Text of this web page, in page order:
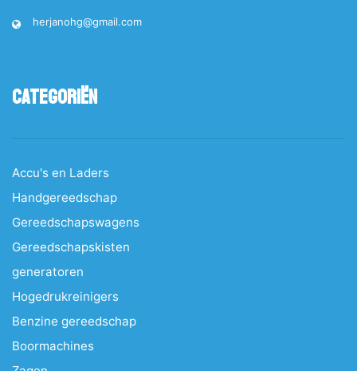
herjanohg@gmail.com
Categoriën
Accu's en Laders
Handgereedschap
Gereedschapswagens
Gereedschapskisten
generatoren
Hogedrukreinigers
Benzine gereedschap
Boormachines